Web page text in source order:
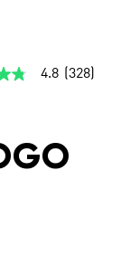
4.8 (328)